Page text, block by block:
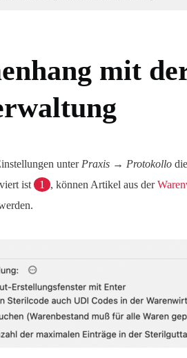
mit
unter Praxis → Protokollo
ist
1 , können Artikel aus der